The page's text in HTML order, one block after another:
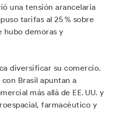
una tensión arancelaria
tarifas al 25 % sobre
hubo demoras y
diversificar su comercio.
Brasil apuntan a
más allá de EE. UU. y
farmacéutico y